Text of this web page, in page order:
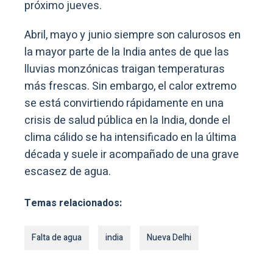
próximo jueves.
Abril, mayo y junio siempre son calurosos en
la mayor parte de la India antes de que las
lluvias monzónicas traigan temperaturas
más frescas. Sin embargo, el calor extremo
se está convirtiendo rápidamente en una
crisis de salud pública en la India, donde el
clima cálido se ha intensificado en la última
década y suele ir acompañado de una grave
escasez de agua.
Temas relacionados:
Falta de agua india Nueva Delhi